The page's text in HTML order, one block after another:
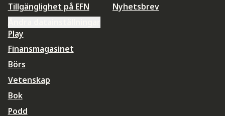
Tillgänglighet på EFN
Nyhetsbrev
Play
Finansmagasinet
Börs
Vetenskap
Bok
Podd